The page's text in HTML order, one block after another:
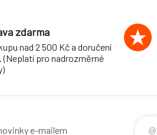
zdarma
nad 2 500 Kč a doručení
(Neplatí pro nadrozměrné
e-mailem